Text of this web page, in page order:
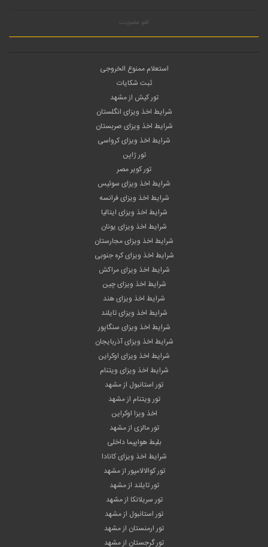
لغو عضویت
استعلام ممنوع الخروجی
ثبت شکایات
تور کیش از مشهد
شرایط اخذ ویزای انگلستان
شرایط اخذ ویزای صربستان
شرایط اخذ ویزای کرواسی
تور ژاپن
تور کویر مصر
شرایط اخذ ویزای سوئیس
شرایط اخذ ویزای فرانسه
شرایط اخذ ویزای ایتالیا
شرایط اخذ ویزای یونان
شرایط اخذ ویزای مجارستان
شرایط اخذ ویزای کره جنوبی
شرایط اخذ ویزای مراکش
شرایط اخذ ویزای چین
شرایط اخذ ویزای هند
شرایط اخذ ویزای تایلند
شرایط اخذ ویزای سنگاپور
شرایط اخذ ویزای آذربایجان
شرایط اخذ ویزای اوکراین
شرایط اخذ ویزای ویتنام
تور استانبول از مشهد
تور ویتنام از مشهد
اخذ ویزا اوکراین
تور مالزی از مشهد
بلیط هواپیما داخلی
شرایط اخذ ویزای کانادا
تور کوالالامپور از مشهد
تور تایلند از مشهد
تور سریلانکا از مشهد
تور استانبول از مشهد
تور ارمنستان از مشهد
تور گرجستان از مشهد